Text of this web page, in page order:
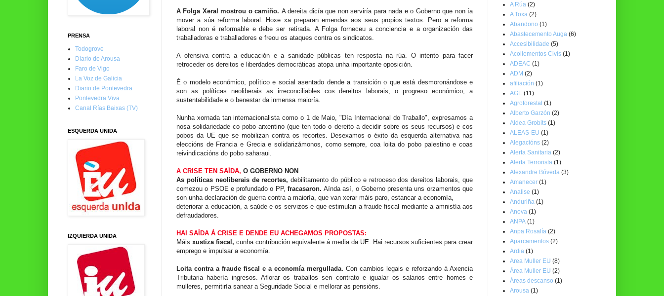
A Folga Xeral mostrou o camiño. A dereita dicía que non serviría para nada e o Goberno que non ía
mover a súa reforma laboral. Hoxe xa preparan emendas aos seus propios textos. Pero a reforma
laboral non é reformable e debe ser retirada. A Folga forneceu a conciencia e a organización das
traballadoras e traballadores e freou os ataques contra os sindicatos.
A ofensiva contra a educación e a sanidade públicas ten resposta na rúa. O intento para facer
retroceder os dereitos e liberdades democráticas atopa unha importante oposición.
É o modelo económico, político e social asentado dende a transición o que está desmoronándose e
son as políticas neoliberais as irreconciliables cos dereitos laborais, o progreso económico, a
sustentabilidade e o benestar da inmensa maioría.
Nunha xornada tan internacionalista como o 1 de Maio, "Día Internacional do Traballo", expresamos a
nosa solidariedade co pobo arxentino (que ten todo o dereito a decidir sobre os seus recursos) e cos
pobos da UE que se mobilizan contra os recortes. Desexamos o éxito da esquerda alternativa nas
eleccións de Francia e Grecia e solidarizámonos, como sempre, coa loita do pobo palestino e coas
reivindicacións do pobo saharaui.
A CRISE TEN SAÍDA, O GOBERNO NON
As políticas neoliberais de recortes,debilitamento do público e retroceso dos dereitos laborais, que
comezou o PSOE e profundado o PP, fracasaron.Aínda así, o Goberno presenta uns orzamentos que
son unha declaración de guerra contra a maioría, que van xerar máis paro, estancar a economía,
deteriorar a educación, a saúde e os servizos e que estimulan a fraude fiscal mediante a amnistía aos
defraudadores.
HAI SAÍDA Á CRISE E DENDE EU ACHEGAMOS PROPOSTAS:
Máis xustiza fiscal, cunha contribución equivalente á media da UE. Hai recursos suficientes para crear
emprego e impulsar a economía.
Loita contra a fraude fiscal e a economía mergullada. Con cambios legais e reforzando á Axencia
Tributaria habería ingresos. Aflorar os traballos sen contrato e igualar os salarios entre homes e
mulleres, permitiría sanear a Seguridade Social e mellorar as pensións.
PRENSA
Todogrove
Diario de Arousa
Faro de Vigo
La Voz de Galicia
Diario de Pontevedra
Pontevedra Viva
Canal Rías Baixas (TV)
ESQUERDA UNIDA
IZQUIERDA UNIDA
A Rúa (2)
A Toxa (2)
Abandono (1)
Abastecemento Auga (6)
Accesibilidade (5)
Acollementos Civís (1)
ADEAC (1)
ADM (2)
afiliación (1)
AGE (11)
Agroforestal (1)
Alberto Garzón (2)
Aldea Grobits (1)
ALEAS-EU (1)
Alegacións (2)
Alerta Sanitaria (2)
Alerta Terrorista (1)
Alexandre Bóveda (3)
Amanecer (1)
Analise (1)
Anduriña (1)
Anova (1)
ANPA (1)
Anpa Rosalía (2)
Aparcamentos (2)
Ardia (1)
Area Muller EU (8)
Área Muller EU (2)
Áreas descanso (1)
Arousa (1)